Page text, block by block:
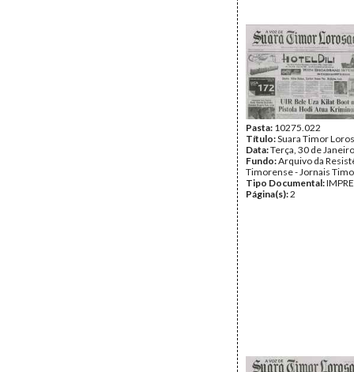
Pasta: 10275.022
Título:Suara Timor
Data:Terça, 30 de
Fundo:Arquivo da
Timorense - Jornais
Tipo Documental:
Página(s):2